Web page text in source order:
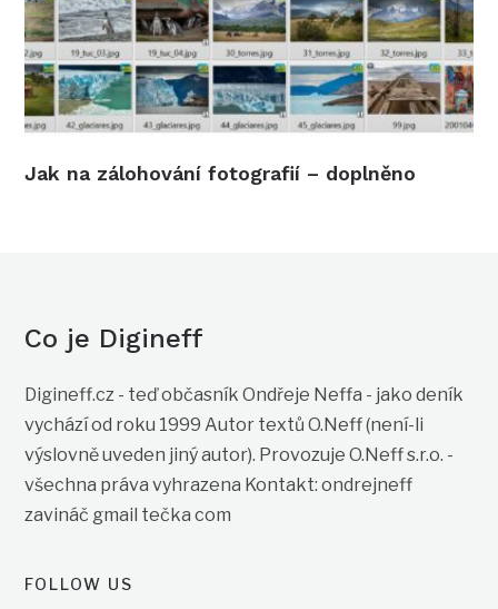
Jak na zálohování fotografií – doplněno
Co je Digineff
Digineff.cz - teď občasník Ondřeje Neffa - jako deník
vychází od roku 1999 Autor textů O.Neff (není-li
výslovně uveden jiný autor). Provozuje O.Neff s.r.o. -
všechna práva vyhrazena Kontakt: ondrejneff
zavináč gmail tečka com
FOLLOW US